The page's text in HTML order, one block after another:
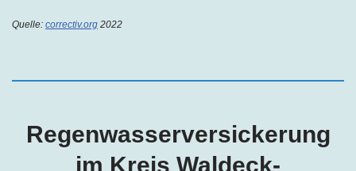
Quelle: correctiv.org 2022
Regenwasserversickerung
im Kreis Waldeck-